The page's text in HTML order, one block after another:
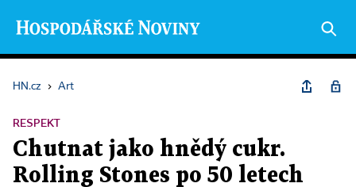
HN.cz › Art
RESPEKT
Chutnat jako hnědý cukr.
Rolling Stones po 50 letech